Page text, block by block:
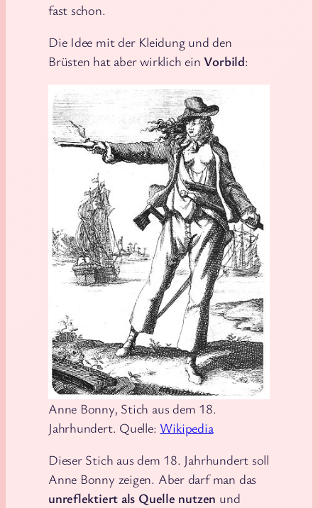
fast schon.
Die Idee mit der Kleidung und den
Brüsten hat aber wirklich ein Vorbild:
Anne Bonny, Stich aus dem 18.
Jahrhundert. Quelle: Wikipedia
Dieser Stich aus dem 18. Jahrhundert soll
Anne Bonny zeigen. Aber darf man das
unreflektiert als Quelle nutzen und